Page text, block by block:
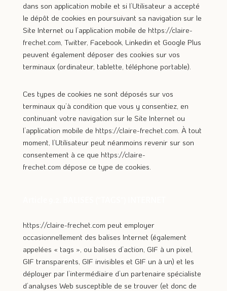
dans son application mobile et si l’Utilisateur a accepté
le dépôt de cookies en poursuivant sa navigation sur le
Site Internet ou l’application mobile de https://claire-
frechet.com, Twitter, Facebook, Linkedin et Google Plus
peuvent également déposer des cookies sur vos
terminaux (ordinateur, tablette, téléphone portable).
Ces types de cookies ne sont déposés sur vos
terminaux qu’à condition que vous y consentiez, en
continuant votre navigation sur le Site Internet ou
l’application mobile de https://claire-frechet.com. À tout
moment, l’Utilisateur peut néanmoins revenir sur son
consentement à ce que https://claire-
frechet.com dépose ce type de cookies.
https://claire-frechet.com peut employer
occasionnellement des balises Internet (également
appelées « tags », ou balises d’action, GIF à un pixel,
GIF transparents, GIF invisibles et GIF un à un) et les
déployer par l’intermédiaire d’un partenaire spécialiste
d’analyses Web susceptible de se trouver (et donc de